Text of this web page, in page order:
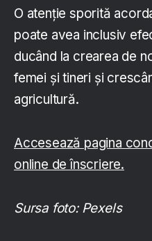
O atenţie sporită
poate avea inclusiv
ducând la crearea de
femei şi tineri şi
agricultură.
Accesează pagina
online de înscriere.
Sursa foto: Pexels